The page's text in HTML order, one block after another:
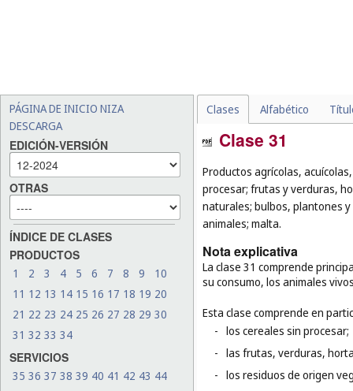
PÁGINA DE INICIO NIZA
DESCARGA
EDICIÓN-VERSIÓN
OTRAS
ÍNDICE DE CLASES
PRODUCTOS
1 2 3 4 5 6 7 8 9
10
11 12 13 14 15 16 17 18 19 20
21 22 23 24 25 26 27 28 29 30
31 32 33 34
SERVICIOS
35 36 37 38 39 40 41 42 43 44
Clases Alfabético
Clase 31
Productos agrícolas,
procesar; frutas y verduras,
naturales; bulbos, plantones
animales; malta.
Nota explicativa
La clase 31 comprende
su consumo, los animales
Esta clase comprende en
- los cereales sin procesar;
- las frutas, verduras,
- los residuos de origen